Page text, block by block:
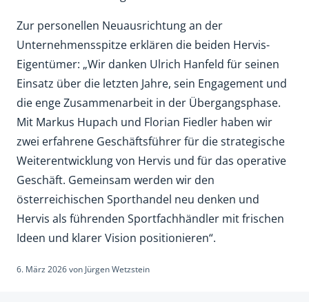
Zur personellen Neuausrichtung an der
Unternehmensspitze erklären die beiden Hervis-
Eigentümer: „Wir danken Ulrich Hanfeld für seinen
Einsatz über die letzten Jahre, sein Engagement und
die enge Zusammenarbeit in der Übergangsphase.
Mit Markus Hupach und Florian Fiedler haben wir
zwei erfahrene Geschäftsführer für die strategische
Weiterentwicklung von Hervis und für das operative
Geschäft. Gemeinsam werden wir den
österreichischen Sporthandel neu denken und
Hervis als führenden Sportfachhändler mit frischen
Ideen und klarer Vision positionieren“.
6. März 2026von Jürgen Wetzstein